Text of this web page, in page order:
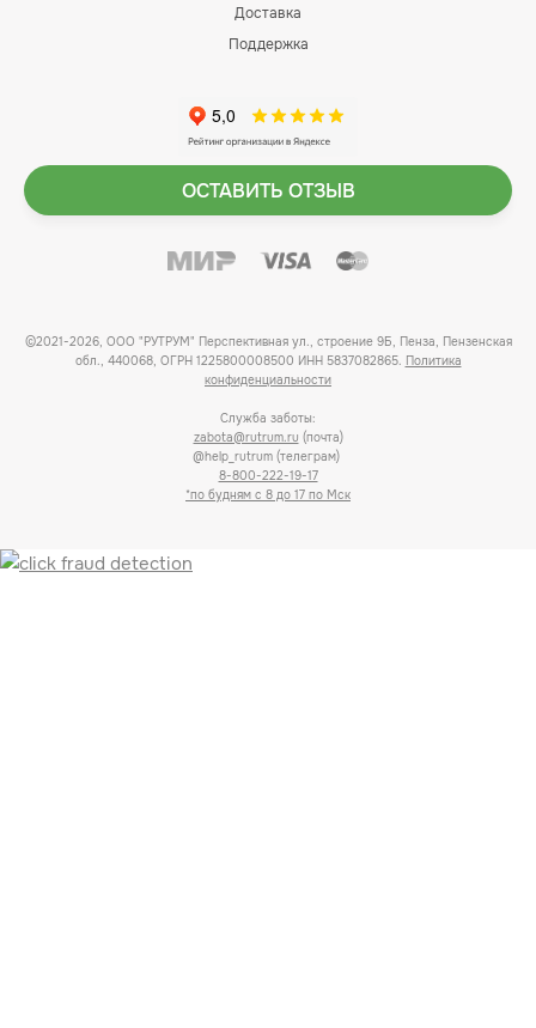
Доставка
Поддержка
ОСТАВИТЬ ОТЗЫВ
©2021-2026, ООО "РУТРУМ" Перспективная ул., строение 9Б, Пенза, Пензенская
обл., 440068, ОГРН 1225800008500 ИНН 5837082865. Политика
конфиденциальности
Служба заботы:
zabota@rutrum.ru (почта)
@help_rutrum (телеграм)
8-800-222-19-17
*по будням с 8 до 17 по Мск